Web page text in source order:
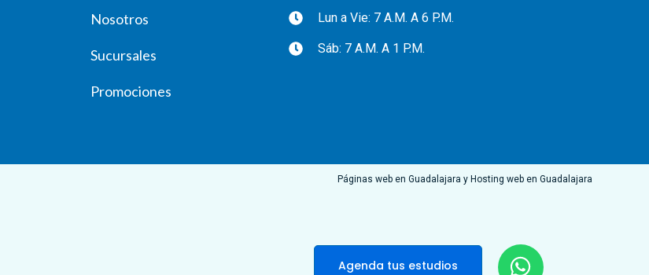
Nosotros
Sucursales
Promociones
Lun a Vie: 7 A.M. A 6 P.M.
Sáb: 7 A.M. A 1 P.M.
Agenda tus estudios
Páginas web en Guadalajara y Hosting web en Guadalajara